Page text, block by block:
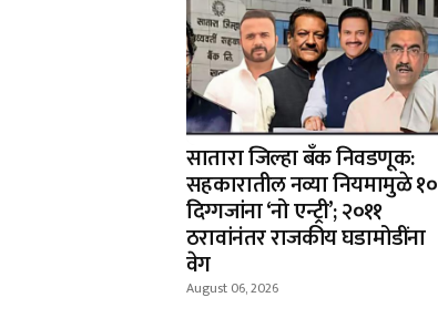
सातारा जिल्हा बँक निवडणूक:
सहकारातील नव्या नियमामुळे १०
दिग्गजांना ‘नो एन्ट्री’; २०११
ठरावांनंतर राजकीय घडामोडींना
वेग
August 06, 2026